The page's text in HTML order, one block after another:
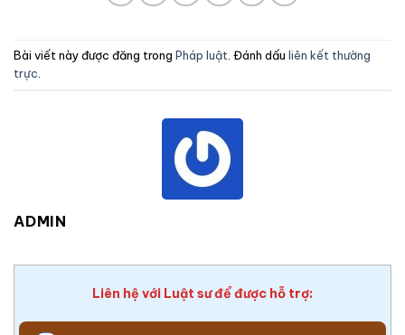
Bài viết này được đăng trong Pháp luật . Đánh dấu liên kết thường
trực
ADMIN
Liên hệ với Luật sư để được hỗ trợ: